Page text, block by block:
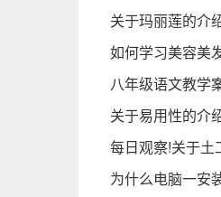
关于玛丽莲的介
如何学习美容美
八年级语文教学
关于易用性的介
每日观察!关于土
为什么电脑一安